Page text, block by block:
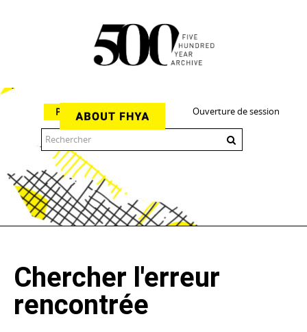
Ouverture de session
Parcourir
Chercher l'erreur
rencontrée